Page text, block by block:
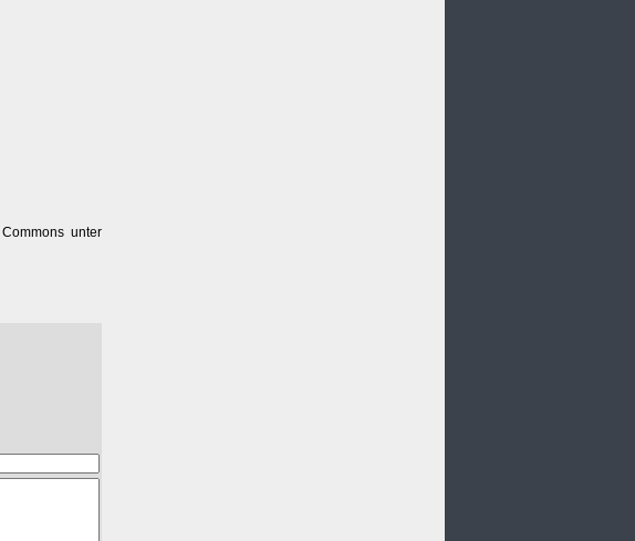
unter